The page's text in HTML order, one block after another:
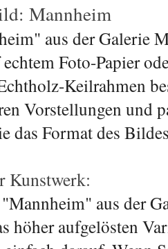
Mannheim
aus der Galerie
Foto-Papier
Keilrahmen
Vorstellungen und
das Format des
Kunstwerk:
aus der
höher aufgelösten